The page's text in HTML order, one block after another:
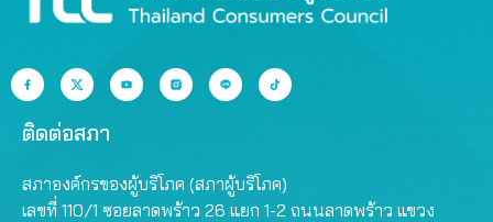
ติดต่อสภา
สภาองค์กรของผู้บริโภค (สภาผู้บริโภค)
เลขที่ 110/1 ซอยลาดพร้าว 26 แยก 1-2 ถนนลาดพร้าว แขวง